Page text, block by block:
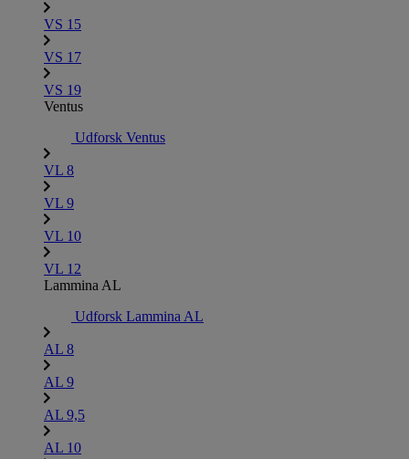
VS 15
VS 17
VS 19
Ventus
Udforsk Ventus
VL 8
VL 9
VL 10
VL 12
Lammina AL
Udforsk Lammina AL
AL 8
AL 9
AL 9,5
AL 10